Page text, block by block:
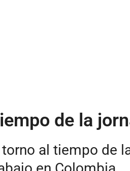
de la
al tiempo de